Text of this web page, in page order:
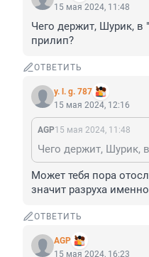
15 мая 2024, 11:48
Чего держит, Шурик, в
прилип?
ОТВЕТИТЬ
y. l. g. 787
15 мая 2024, 12:16
AGP15 мая 2024, 11:48
Может тебя пора
значит разруха
ОТВЕТИТЬ
AGP
15 мая 2024, 16:23